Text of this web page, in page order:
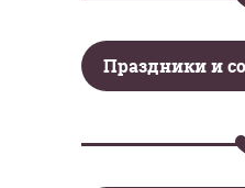
Праздники и